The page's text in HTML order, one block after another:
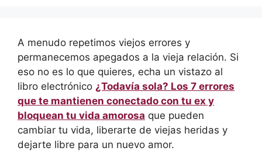
A menudo repetimos viejos errores y
permanecemos apegados a la vieja relación. Si
eso no es lo que quieres, echa un vistazo al
libro electrónico ¿Todavía sola? Los 7 errores
que te mantienen conectado con tu ex y
bloquean tu vida amorosa que pueden
cambiar tu vida, liberarte de viejas heridas y
dejarte libre para un nuevo amor.